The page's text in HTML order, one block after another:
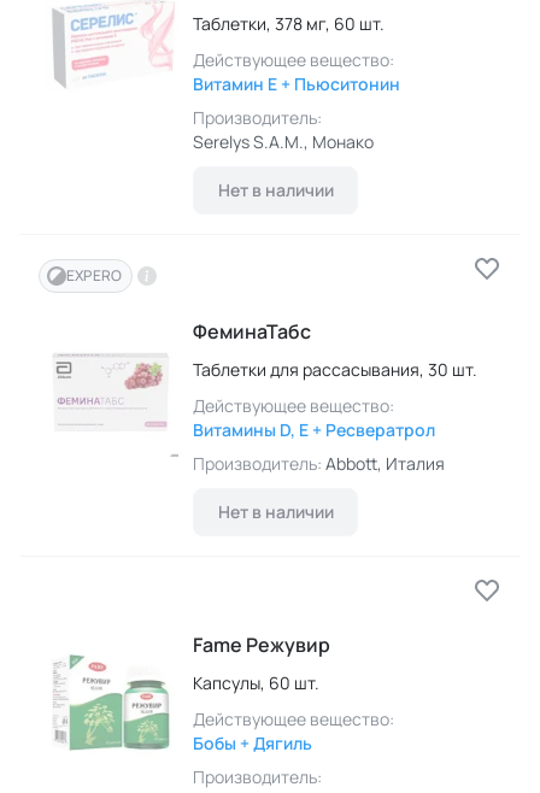
Таблетки, 378 мг, 60 шт.
Действующее вещество:
Витамин E + Пьюситонин
Производитель:
Serelys S.A.M., Монако
Нет в наличии
EXPERO
ФеминаТабс
Таблетки для рассасывания, 30 шт.
Действующее вещество:
Витамины D, E + Ресвератрол
Производитель: Abbott, Италия
Нет в наличии
Fame Режувир
Капсулы, 60 шт.
Действующее вещество:
Бобы + Дягиль
Производитель: